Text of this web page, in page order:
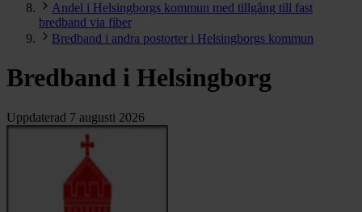
Andel i Helsingborgs kommun med tillgång till fast
bredband via fiber
Bredband i andra postorter i Helsingborgs kommun
Bredband i Helsingborg
Uppdaterad 7 augusti 2026